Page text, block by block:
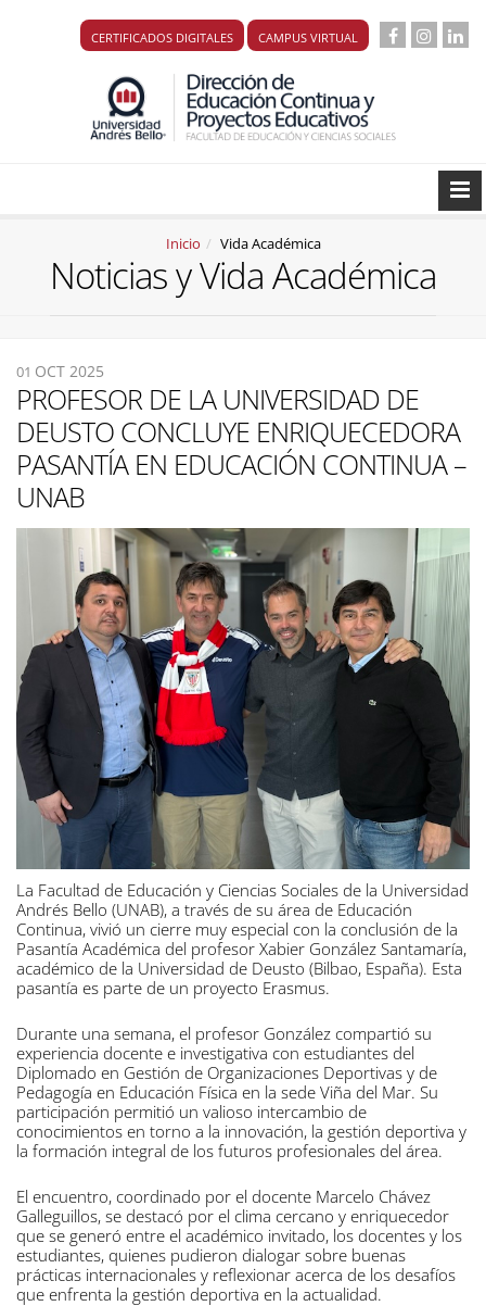
CERTIFICADOS DIGITALES CAMPUS VIRTUAL
Inicio Vida Académica
Noticias y Vida Académica
01 OCT 2025
PROFESOR DE LA UNIVERSIDAD DE
DEUSTO CONCLUYE ENRIQUECEDORA
PASANTÍA EN EDUCACIÓN CONTINUA –
UNAB
La Facultad de Educación y Ciencias Sociales de la Universidad
Andrés Bello (UNAB), a través de su área de Educación
Continua, vivió un cierre muy especial con la conclusión de la
Pasantía Académica del profesor Xabier González Santamaría,
académico de la Universidad de Deusto (Bilbao, España). Esta
pasantía es parte de un proyecto Erasmus.
Durante una semana, el profesor González compartió su
experiencia docente e investigativa con estudiantes del
Diplomado en Gestión de Organizaciones Deportivas y de
Pedagogía en Educación Física en la sede Viña del Mar. Su
participación permitió un valioso intercambio de
conocimientos en torno a la innovación, la gestión deportiva y
la formación integral de los futuros profesionales del área.
El encuentro, coordinado por el docente Marcelo Chávez
Galleguillos, se destacó por el clima cercano y enriquecedor
que se generó entre el académico invitado, los docentes y los
estudiantes, quienes pudieron dialogar sobre buenas
prácticas internacionales y reflexionar acerca de los desafíos
que enfrenta la gestión deportiva en la actualidad.